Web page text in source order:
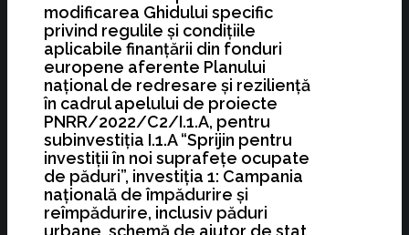
modificarea Ghidului specific
privind regulile şi condiţiile
aplicabile finanţării din fonduri
europene aferente Planului
naţional de redresare şi rezilienţă
în cadrul apelului de proiecte
PNRR/2022/C2/I.1.A, pentru
subinvestiţia I.1.A “Sprijin pentru
investiţii în noi suprafeţe ocupate
de păduri”, investiţia 1: Campania
naţională de împădurire şi
reîmpădurire, inclusiv păduri
urbane, schemă de ajutor de stat,